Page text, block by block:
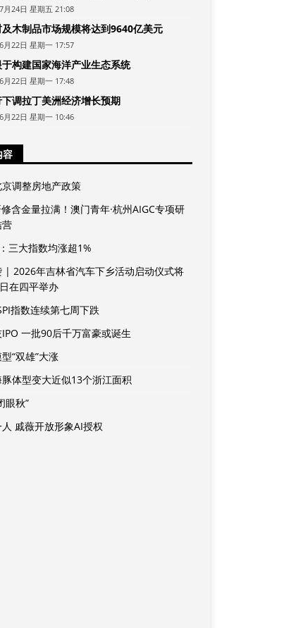
月24日 星期五 21:08
木制品市场规模将达到9640亿美元
月22日 星期一 17:57
构建国家海洋产业生态系统
月22日 星期一 17:48
调拉丁美洲经济增长预期
月22日 星期一 10:46
容
调整房地产政策
含金量拉满！澳门青年·杭州AIGC专项研
三大指数均涨超1%
| 2026年吉林省汽车下乡活动启动仪式将
在四平举办
指数连续第七周下跌
一批90后千万富豪或诞生
“双雄”大涨
体型变大近似13个浙江面积
眼秋”
戚薇开放形象AI授权